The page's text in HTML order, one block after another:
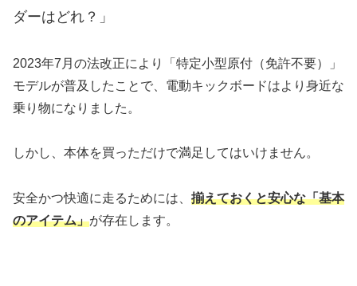
ダーはどれ？」
2023年7月の法改正により「特定小型原付（免許不要）」
モデルが普及したことで、電動キックボードはより身近な
乗り物になりました。
しかし、本体を買っただけで満足してはいけません。
安全かつ快適に走るためには、 揃えておくと安心な「基本
のアイテム」が存在します。